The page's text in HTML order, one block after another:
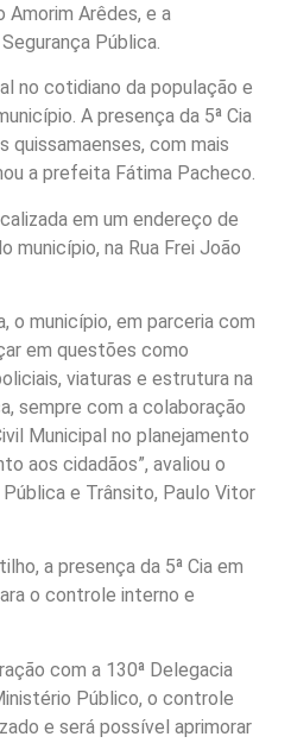
Arêdes, e a
Pública.
no cotidiano da população e
A presença da 5ª Cia
quissamaenses, com mais
a prefeita Fátima Pacheco.
em um endereço de
município, na Rua Frei João
o município, em parceria com
em questões como
viaturas e estrutura na
sempre com a colaboração
Municipal no planejamento
aos cidadãos”, avaliou o
e Trânsito, Paulo Vitor
a presença da 5ª Cia em
o controle interno e
com a 130ª Delegacia
Público, o controle
e será possível aprimorar